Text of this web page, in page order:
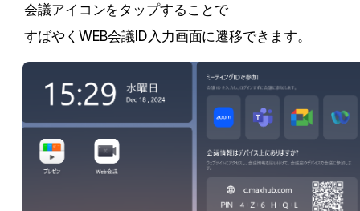
会議アイコンをタップすることで
すばやくWEB会議ID入力画面に遷移できます。